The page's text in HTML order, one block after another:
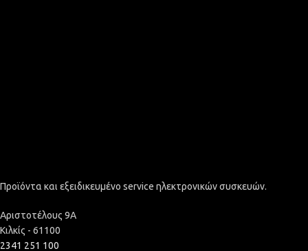
Προϊόντα και εξειδικευμένο service ηλεκτρονικών συσκευών.
Αριστοτέλους 9Α
Κιλκίς - 61100
2341 251 100